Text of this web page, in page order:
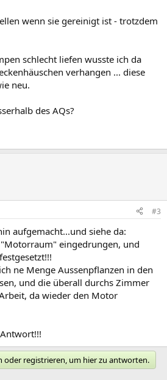
wenn sie gereinigt ist - trotzdem
schlecht liefen wusste ich da
verhangen ... diese
neu.
des AQs?
#3
aufgemacht...und siehe da:
eingedrungen, und
ne Menge Aussenpflanzen in den
und die überall durchs Zimmer
da wieder den Motor
oder registrieren, um hier zu antworten.